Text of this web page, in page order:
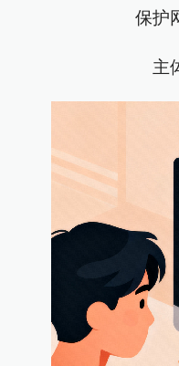
保护
主